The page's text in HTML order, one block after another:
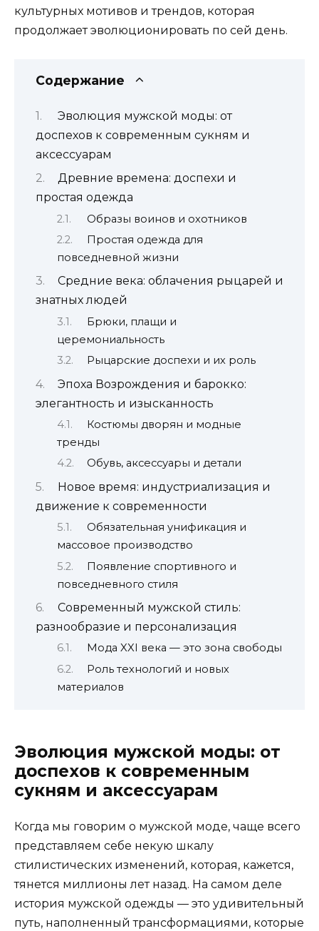
культурных мотивов и трендов, которая
продолжает эволюционировать по сей день.
Содержание
Эволюция мужской моды: от
доспехов к современным сукням и
аксессуарам
Древние времена: доспехи и
простая одежда
Образы воинов и охотников
Простая одежда для
повседневной жизни
Средние века: облачения рыцарей и
знатных людей
Брюки, плащи и
церемониальность
Рыцарские доспехи и их роль
Эпоха Возрождения и барокко:
элегантность и изысканность
Костюмы дворян и модные
тренды
Обувь, аксессуары и детали
Новое время: индустриализация и
движение к современности
Обязательная унификация и
массовое производство
Появление спортивного и
повседневного стиля
Современный мужской стиль:
разнообразие и персонализация
Мода XXI века — это зона свободы
Роль технологий и новых
материалов
Эволюция мужской моды: от
доспехов к современным
сукням и аксессуарам
Когда мы говорим о мужской моде, чаще всего
представляем себе некую шкалу
стилистических изменений, которая, кажется,
тянется миллионы лет назад. На самом деле
история мужской одежды — это удивительный
путь, наполненный трансформациями, которые